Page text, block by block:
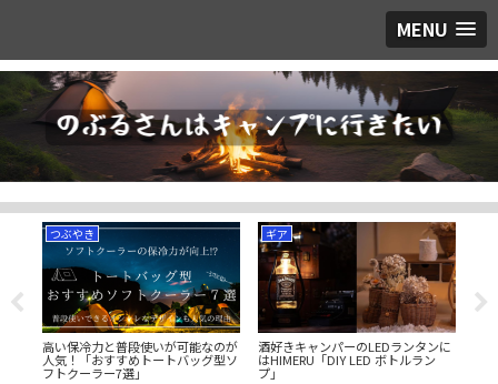
MENU
可能なのが
バッグ型ソ
ギア
酒好きキャンパーのLEDランタンに
はHIMERU「DIY LED ボトルラン
プ」
ギア
キャンプで足湯を堪能！足先の
さを吹っ飛ばす「ロケットサブ